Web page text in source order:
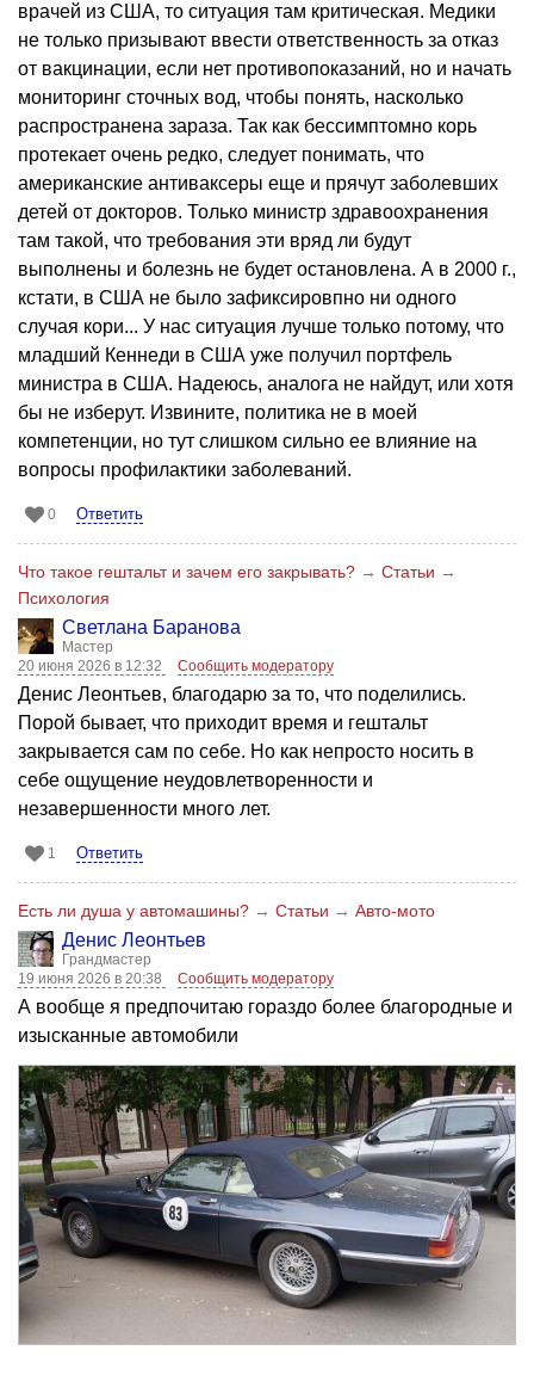
врачей из США, то ситуация там критическая. Медики
не только призывают ввести ответственность за отказ
от вакцинации, если нет противопоказаний, но и начать
мониторинг сточных вод, чтобы понять, насколько
распространена зараза. Так как бессимптомно корь
протекает очень редко, следует понимать, что
американские антиваксеры еще и прячут заболевших
детей от докторов. Только министр здравоохранения
там такой, что требования эти вряд ли будут
выполнены и болезнь не будет остановлена. А в 2000 г.,
кстати, в США не было зафиксировпно ни одного
случая кори... У нас ситуация лучше только потому, что
младший Кеннеди в США уже получил портфель
министра в США. Надеюсь, аналога не найдут, или хотя
бы не изберут. Извините, политика не в моей
компетенции, но тут слишком сильно ее влияние на
вопросы профилактики заболеваний.
0 Ответить
Что такое гештальт и зачем его закрывать? → Статьи →
Психология
Светлана Баранова
Мастер
20 июня 2026 в 12:32
Сообщить модератору
Денис Леонтьев, благодарю за то, что поделились.
Порой бывает, что приходит время и гештальт
закрывается сам по себе. Но как непросто носить в
себе ощущение неудовлетворенности и
незавершенности много лет.
1 Ответить
Есть ли душа у автомашины? → Статьи → Авто-мото
Денис Леонтьев
Грандмастер
19 июня 2026 в 20:38
Сообщить модератору
А вообще я предпочитаю гораздо более благородные и
изысканные автомобили